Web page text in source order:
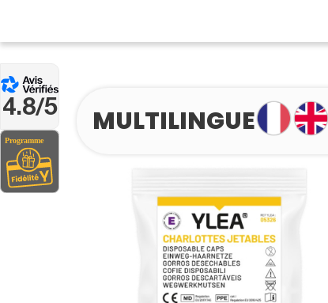
4.8/5 MULTILINGUE